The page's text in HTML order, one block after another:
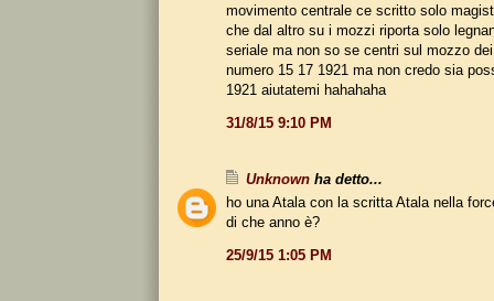
movimento centrale ce scritto solo
che dal altro su i mozzi riporta solo
seriale ma non so se centri sul mozzo
numero 15 17 1921 ma non credo sia
1921 aiutatemi hahahaha
31/8/15 9:10 PM
Unknown ha detto...
ho una Atala con la scritta Atala nella
di che anno è?
25/9/15 1:05 PM